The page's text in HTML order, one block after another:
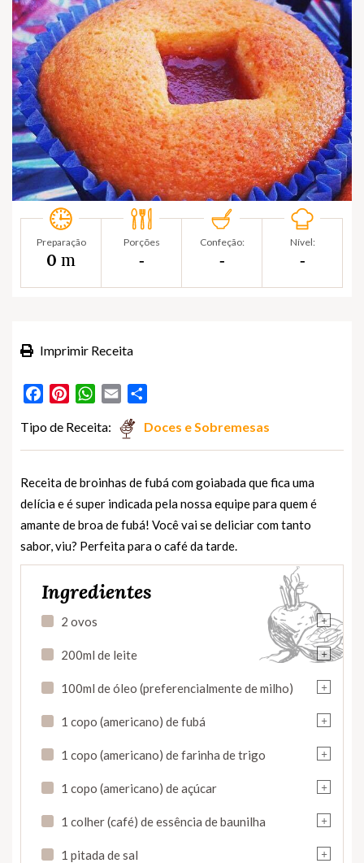
Preparação
0 m
Porções
‐
Confeção:
‐
Nível:
‐
Imprimir Receita
FacebookPinterestWhatsApp
Email
Tipo de Receita: Doces e Sobremesas
Receita de broinhas de fubá com goiabada que fica uma
delícia e é super indicada pela nossa equipe para quem é
amante de broa de fubá! Você vai se deliciar com tanto
sabor, viu? Perfeita para o café da tarde.
Ingredientes
+
2 ovos
+
200ml de leite
+
100ml de óleo (preferencialmente de milho)
+
1 copo (americano) de fubá
+
1 copo (americano) de farinha de trigo
+
1 copo (americano) de açúcar
+
1 colher (café) de essência de baunilha
+
1 pitada de sal